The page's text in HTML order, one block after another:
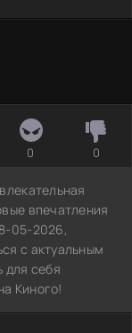
0 0
впечатления
05-2026,
с актуальным
для себя
Киного!